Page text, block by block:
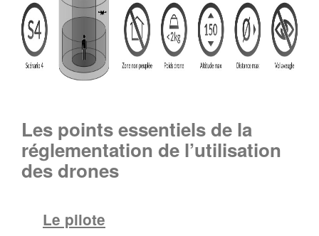
Les points essentiels de la
réglementation de l’utilisation
des drones
Le pilote